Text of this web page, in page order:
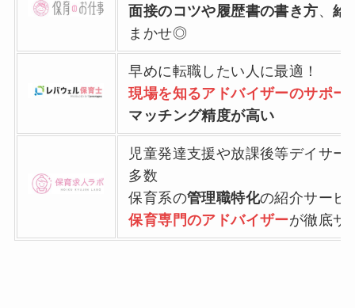
面接のコツや履歴書の書き方、 給
まかせ◎
早めに転職したい人に最適！
現場を知るアドバイザーのサポー
マッチング精度が高い
児童発達支援や放課後等デイサー
多数
保育系の管理職特化の紹介サービ
保育専門のアドバイザーが徹底サ